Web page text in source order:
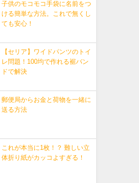
子供のモコモコ手袋に名前をつ
ける簡単な方法。これで無くし
ても安心！
【セリア】ワイドパンツのトイ
レ問題！100均で作れる裾バン
ドで解決
郵便局からお金と荷物を一緒に
送る方法
これが本当に1枚！？ 難しい立
体折り紙がカッコよすぎる！